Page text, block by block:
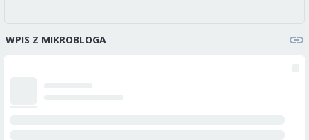
WPIS Z MIKROBLOGA